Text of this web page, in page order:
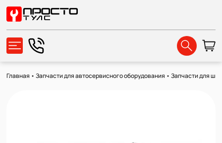
Главная •Запчасти для автосервисного оборудования •Запчасти для